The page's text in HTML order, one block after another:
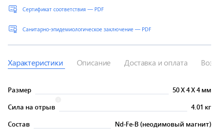
Сертификат соответствия — PDF
Санитарно-эпидемиологическое заключение — PDF
Характеристики Описание Доставка и оплата
Размер 50X4X4 мм
Сила на отрыв
4.01 кг
Состав
Nd-Fe-B (неодимовый магнит)